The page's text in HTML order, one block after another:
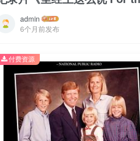
admin
6个月前发布
付费资源